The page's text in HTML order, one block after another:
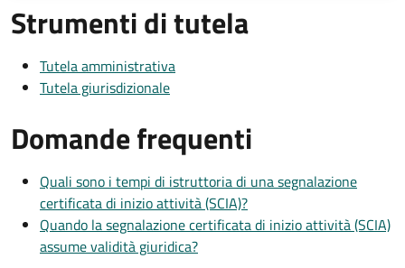
Strumenti di tutela
Tutela amministrativa
Tutela giurisdizionale
Domande frequenti
Quali sono i tempi di istruttoria di una segnalazione
certificata di inizio attività (SCIA)?
Quando la segnalazione certificata di inizio attività (SCIA)
assume validità giuridica?